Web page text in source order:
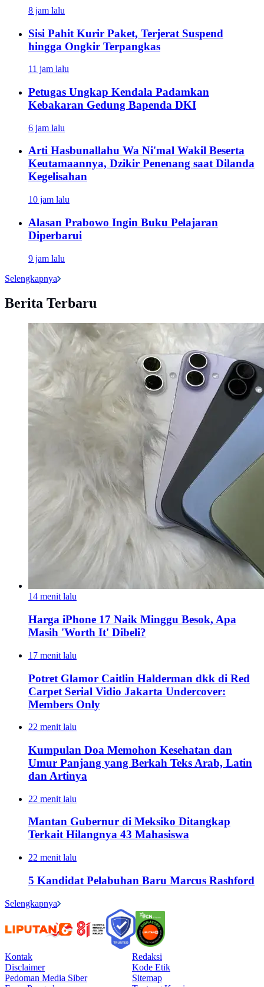
8 jam lalu
Sisi Pahit Kurir Paket, Terjerat Suspend
hingga Ongkir Terpangkas
11 jam lalu
Petugas Ungkap Kendala Padamkan
Kebakaran Gedung Bapenda DKI
6 jam lalu
Arti Hasbunallahu Wa Ni'mal Wakil Beserta
Keutamaannya, Dzikir Penenang saat Dilanda
Kegelisahan
10 jam lalu
Alasan Prabowo Ingin Buku Pelajaran
Diperbarui
9 jam lalu
Selengkapnya
Berita Terbaru
14 menit lalu
Harga iPhone 17 Naik Minggu Besok, Apa
Masih 'Worth It' Dibeli?
17 menit lalu
Potret Glamor Caitlin Halderman dkk di Red
Carpet Serial Vidio Jakarta Undercover:
Members Only
22 menit lalu
Kumpulan Doa Memohon Kesehatan dan
Umur Panjang yang Berkah Teks Arab, Latin
dan Artinya
22 menit lalu
Mantan Gubernur di Meksiko Ditangkap
Terkait Hilangnya 43 Mahasiswa
22 menit lalu
5 Kandidat Pelabuhan Baru Marcus Rashford
Selengkapnya
Kontak
Redaksi
Disclaimer
Kode Etik
Pedoman Media Siber
Sitemap